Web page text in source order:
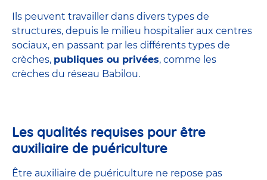
Ils peuvent travailler dans divers types de
structures, depuis le milieu hospitalier aux centres
sociaux, en passant par les différents types de
crèches, publiques ou privées, comme les
crèches du réseau Babilou.
Les qualités requises pour être
auxiliaire de puériculture
Être auxiliaire de puériculture ne repose pas